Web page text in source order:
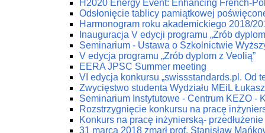
H2020 Energy Event: Enhancing French-
Odsłonięcie tablicy pamiątkowej
Harmonogram roku akademickiego 2018/
Inauguracja V edycji programu „Zrób
Seminarium - Ustawa o Szkolnictwie
V edycja programu „Zrób dyplom z Veolią”
EERA JPSC Summer meeting
VI edycja konkursu „swissstandards.pl. Od
Zwycięstwo studenta Wydziału MEiL
Seminarium Instytutowe - Centrum KEZO -
Rozstrzygnięcie konkursu na pracę
Konkurs na pracę inżynierską-
31 marca 2018 zmarł prof. Stanisław